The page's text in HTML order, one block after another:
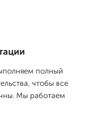
полный
чтобы все
Мы работаем